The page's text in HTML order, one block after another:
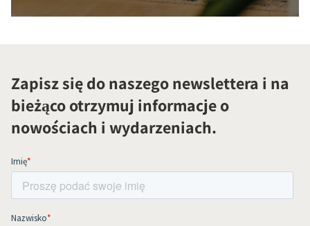
Zapisz się do naszego newslettera i na
bieżąco otrzymuj informacje o
nowościach i wydarzeniach.